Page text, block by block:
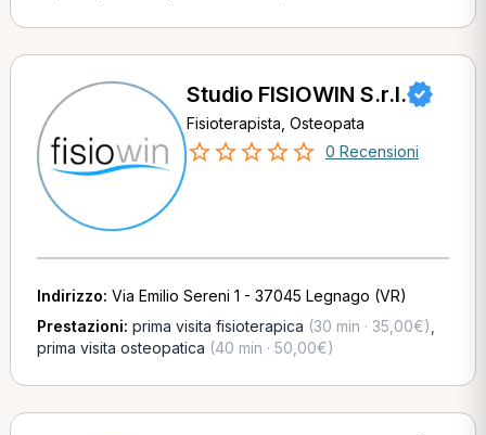
Studio FISIOWIN S.r.l.
Fisioterapista, Osteopata
0 Recensioni
Indirizzo: Via Emilio Sereni 1 - 37045 Legnago (VR)
Prestazioni: prima visita fisioterapica (30 min · 35,00€)
prima visita osteopatica (40 min · 50,00€)